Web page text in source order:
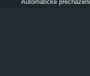
Automatické